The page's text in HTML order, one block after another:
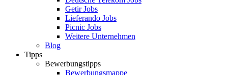
Getir Jobs
Lieferando Jobs
Picnic Jobs
Weitere Unternehmen
Blog
Tipps
Bewerbungstipps
Bewerbungsmappe